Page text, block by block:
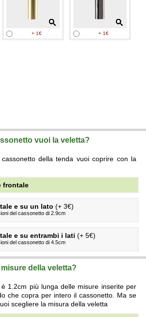
+ 1€ + 1€
vuoi la veletta?
della tenda vuoi coprire con la
frontale
e su un lato (+ 3€)
del cassonetto di 2.9cm
e su entrambi i lati (+ 5€)
del cassonetto di 4.5cm
della veletta?
1.2cm più lunga delle misure inserite per
che copra per intero il cassonetto. Ma se
scegliere la misura della veletta